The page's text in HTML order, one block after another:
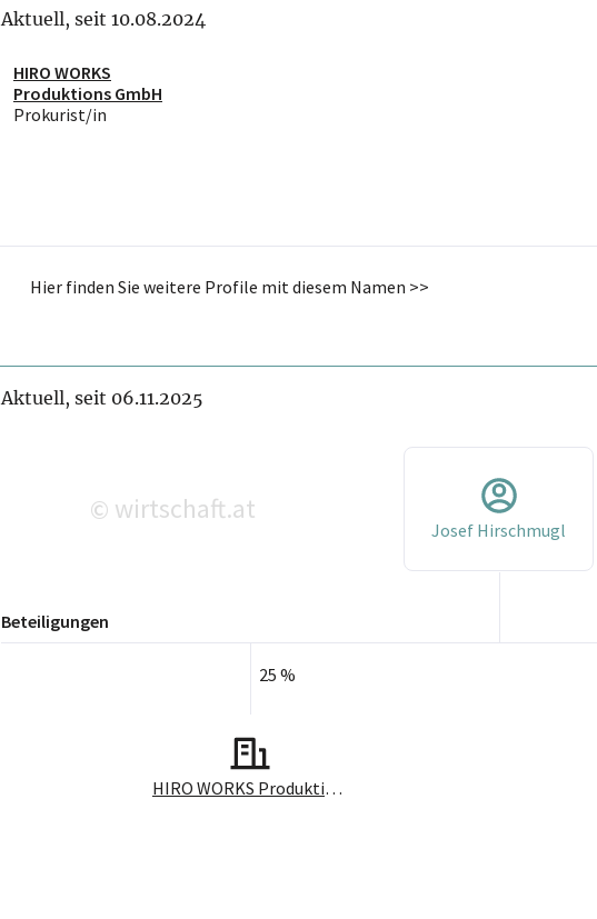
Aktuell, seit 10.08.2024
HIRO WORKS
Produktions GmbH
Prokurist/in
Hier finden Sie weitere Profile mit diesem Namen >>
Aktuell, seit 06.11.2025
© wirtschaft.at
Josef Hirschmugl
HIRO WORKS Produktions GmbH
25 %
Beteiligungen